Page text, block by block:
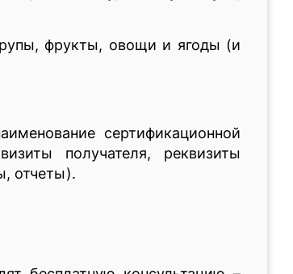
фрукты, овощи и ягоды (и
сертификационной
получателя, реквизиты
отчеты).